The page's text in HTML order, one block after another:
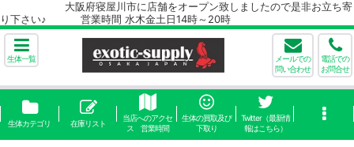
大阪府寝屋川市に店舗をオープン致しましたので是非お立ち寄
り下さい♪ 営業時間 水木金土日14時～20時
生体一覧
メールでの
問い合わせ
電話での
お問合せ
生体カテゴリ 在庫リスト
当店へのアクセ
ス 営業時間
生体の買取及び
下取り
Twitter（最新情
報はこちら）